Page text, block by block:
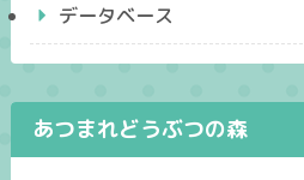
データベース
あつまれどうぶつの森